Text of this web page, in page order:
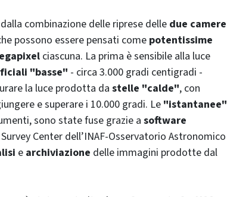
combinazione delle riprese delledue camere
possono essere pensati comepotentissime
ciascuna. La prima è sensibile alla luce
"basse" - circa 3.000 gradi centigradi -
la luce prodotta dastelle "calde", con
e superare i 10.000 gradi. Le "istantanee"
sono state fuse grazie a software
Survey Center dell’INAF-Osservatorio Astronomico
e archiviazione delle immagini prodotte dal